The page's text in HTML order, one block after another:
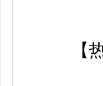
【热